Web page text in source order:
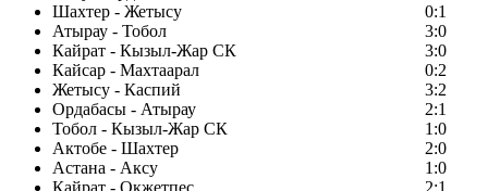
Шахтер - Жетысу
0:1
Атырау - Тобол
3:0
Кайрат - Кызыл-Жар СК
3:0
Кайсар - Махтаарал
0:2
Жетысу - Каспий
3:2
Ордабасы - Атырау
2:1
Тобол - Кызыл-Жар СК
1:0
Актобе - Шахтер
2:0
Астана - Аксу
1:0